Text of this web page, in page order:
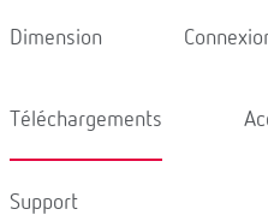
Dimension
Téléchargements
Support